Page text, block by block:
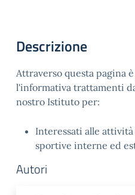
Descrizione
Attraverso questa pagina
l'informativa trattamenti
nostro Istituto per:
Interessati alle
sportive interne ed
Autori